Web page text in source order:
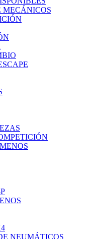
MECÁNICOS
NEUMÁTICOS